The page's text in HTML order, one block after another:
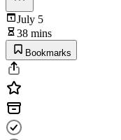
July 5
38 mins
Bookmarks